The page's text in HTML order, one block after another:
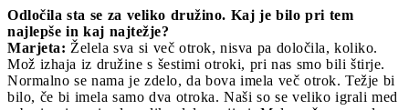
Odločila sta se za veliko družino. Kaj je bilo pri tem
najlepše in kaj najtežje?
Marjeta: Želela sva si več otrok, nisva pa določila, koliko.
Mož izhaja iz družine s šestimi otroki, pri nas smo bili štirje.
Normalno se nama je zdelo, da bova imela več otrok. Težje bi
bilo, če bi imela samo dva otroka. Naši so se veliko igrali med